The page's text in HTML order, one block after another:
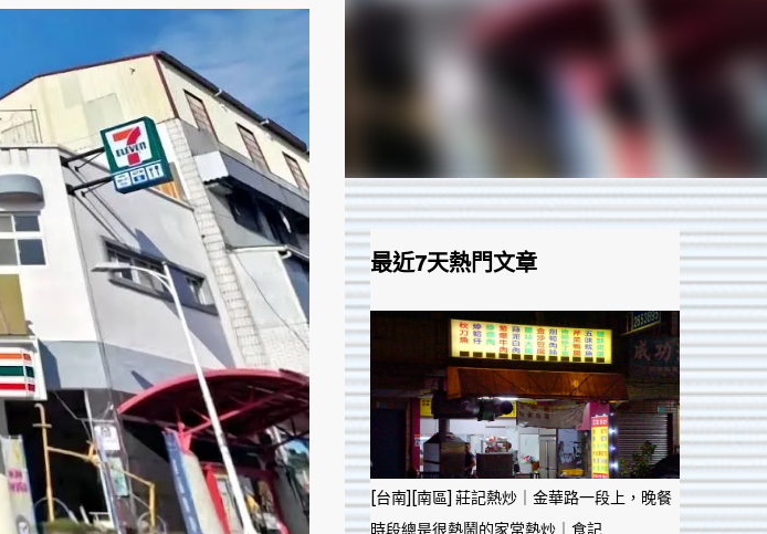
最近7天熱門文章
[台南][南區] 莊記熱炒｜金華路一段上，晚餐
時段總是很熱鬧的家常熱炒｜食記